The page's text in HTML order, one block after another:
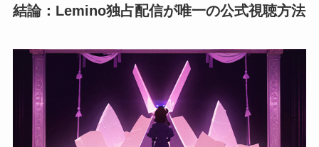
結論：Lemino独占配信が唯一の公式視聴方法